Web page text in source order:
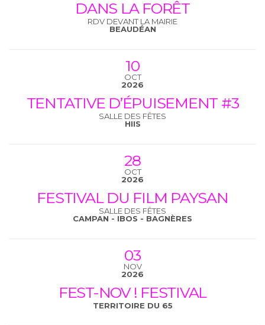
DANS LA FORÊT
RDV DEVANT LA MAIRIE
BEAUDÉAN
10
OCT
2026
TENTATIVE D’ÉPUISEMENT #3
SALLE DES FÊTES
HIIS
28
OCT
2026
FESTIVAL DU FILM PAYSAN
SALLE DES FÊTES
CAMPAN - IBOS - BAGNÈRES
03
NOV
2026
FEST-NOV ! FESTIVAL
TERRITOIRE DU 65